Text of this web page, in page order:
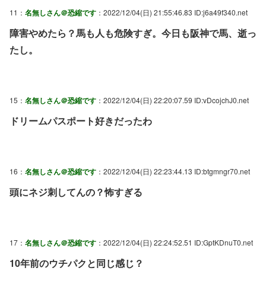
11： 名無しさん＠恐縮です ：2022/12/04(日) 21:55:46.83 ID:j6a49f340.net
障害やめたら？馬も人も危険すぎ。今日も阪神で馬、逝っ
たし。
15： 名無しさん＠恐縮です ：2022/12/04(日) 22:20:07.59 ID:vDcojchJ0.net
ドリームパスポート好きだったわ
16： 名無しさん＠恐縮です ：2022/12/04(日) 22:23:44.13 ID:btgmngr70.net
頭にネジ刺してんの？怖すぎる
17： 名無しさん＠恐縮です ：2022/12/04(日) 22:24:52.51 ID:GptKDnuT0.net
10年前のウチパクと同じ感じ？